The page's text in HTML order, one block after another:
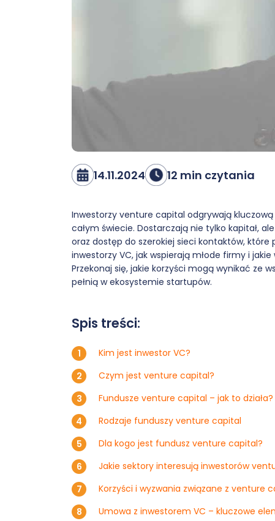
14.11.2024 12 min czytania
Inwestorzy venture capital odgrywają
całym świecie. Dostarczają nie tylko kapitał,
oraz dostęp do szerokiej sieci kontaktów,
inwestorzy VC, jak wspierają młode firmy i
Przekonaj się, jakie korzyści mogą wynikać ze
pełnią w ekosystemie startupów.
Spis treści:
Kim jest inwestor VC?
Czym jest venture capital?
Fundusze venture capital – jak to działa?
Rodzaje funduszy venture capital
Dla kogo jest fundusz venture capital?
Jakie sektory interesują inwestorów
Korzyści i wyzwania związane z venture
Umowa z inwestorem VC – kluczowe